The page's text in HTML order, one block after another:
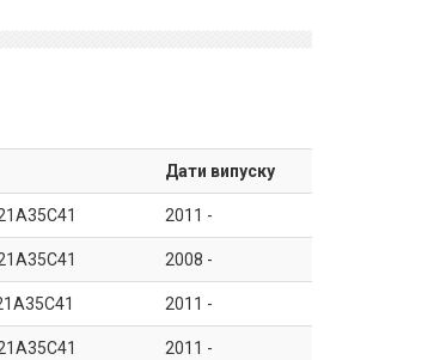
Дати випуску
2011 -
2008 -
2011 -
2011 -